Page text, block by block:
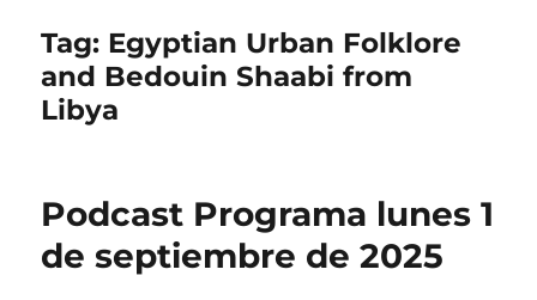
Tag: Egyptian Urban Folklore
and Bedouin Shaabi from
Libya
Podcast Programa lunes 1
de septiembre de 2025